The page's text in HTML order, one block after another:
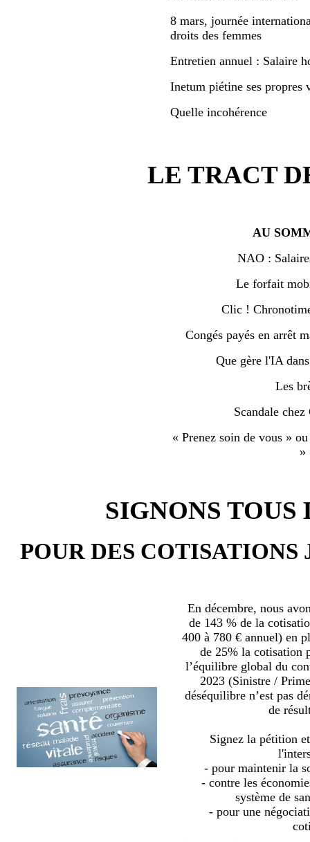
8 mars, journée
droits des femmes
Entretien annuel : Salaire
Inetum piétine ses propres
Quelle incohérence
LE TRACT
AU
NAO :
Le forfait
Clic !
Congés payés en arrêt
Que gère l'IA
Les
Scandale
« Prenez soin de vous »
»
SIGNONS
POUR DES COTISATIONS
En décembre, nous
de 143 % de la
400 à 780 € annuel) en
de 25% la cotisation
l’équilibre global du
2023 (Sinistre /
déséquilibre n’est pas
de
Signez la pétition
- pour maintenir la
- contre les
système de
- pour une